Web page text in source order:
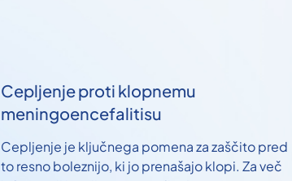
Cepljenje proti klopnemu
meningoencefalitisu
Cepljenje je ključnega pomena za zaščito pred
to resno boleznijo, ki jo prenašajo klopi. Za več